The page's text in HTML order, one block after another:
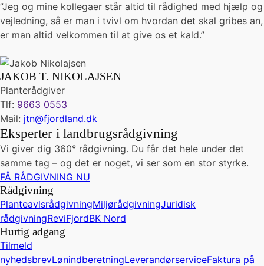
”Jeg og mine kollegaer står altid til rådighed med hjælp og
vejledning, så er man i tvivl om hvordan det skal gribes an,
er man altid velkommen til at give os et kald.”
JAKOB T. NIKOLAJSEN
Planterådgiver
Tlf: 9663 0553
Mail: jtn@fjordland.dk
Eksperter i landbrugsrådgivning
Vi giver dig 360° rådgivning. Du får det hele under det
samme tag – og det er noget, vi ser som en stor styrke.
FÅ RÅDGIVNING NU
Rådgivning
PlanteavlsrådgivningMiljørådgivningJuridisk
rådgivningReviFjordBK Nord
Hurtig adgang
Tilmeld
nyhedsbrevLønindberetningLeverandørserviceFaktura på